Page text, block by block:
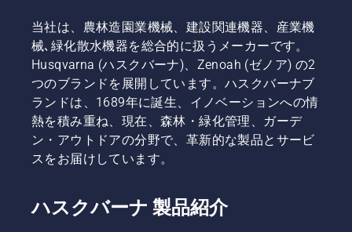
当社は、農林造園業機械、建設関連機器、産業機
械､緑化散水機器を総合的に扱うメーカーです。
Husqvarna (ハスクバーナ)、Zenoah (ゼノア) の2
つのブランドを展開しています。ハスクバーナブ
ランドは、1689年に誕生、イノベーションへの情
熱を積み重ね、現在、森林・緑化管理、ガーデ
ン・アウトドアの分野で、革新的な製品とサービ
スをお届けしています。
ハスクバーナ 製品紹介